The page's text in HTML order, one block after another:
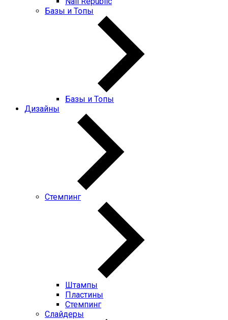
Базы и Топы
Базы и Топы
Дизайны
Стемпинг
Штампы
Пластины
Стемпинг
Слайдеры